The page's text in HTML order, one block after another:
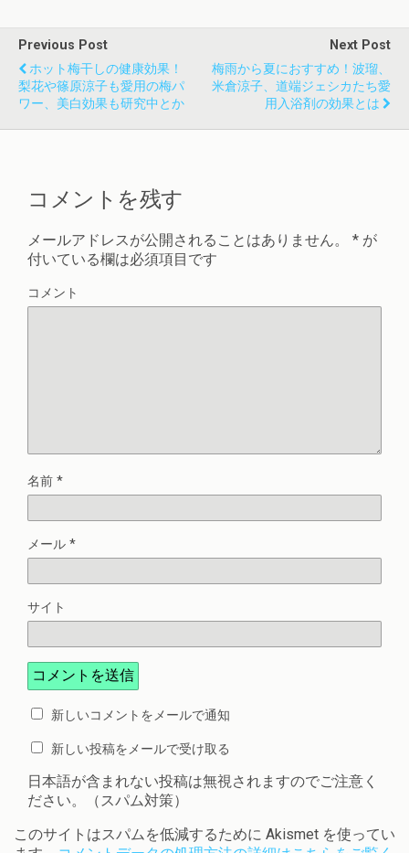
Previous Post
ホット梅干しの健康効果！
梨花や篠原涼子も愛用の梅パ
ワー、美白効果も研究中とか
Next Post
梅雨から夏におすすめ！波瑠、
米倉涼子、道端ジェシカたち愛
用入浴剤の効果とは
コメントを残す
メールアドレスが公開されることはありません。 * が
付いている欄は必須項目です
コメント
名前 *
メール *
サイト
新しいコメントをメールで通知
新しい投稿をメールで受け取る
日本語が含まれない投稿は無視されますのでご注意く
ださい。（スパム対策）
このサイトはスパムを低減するために Akismet を使ってい